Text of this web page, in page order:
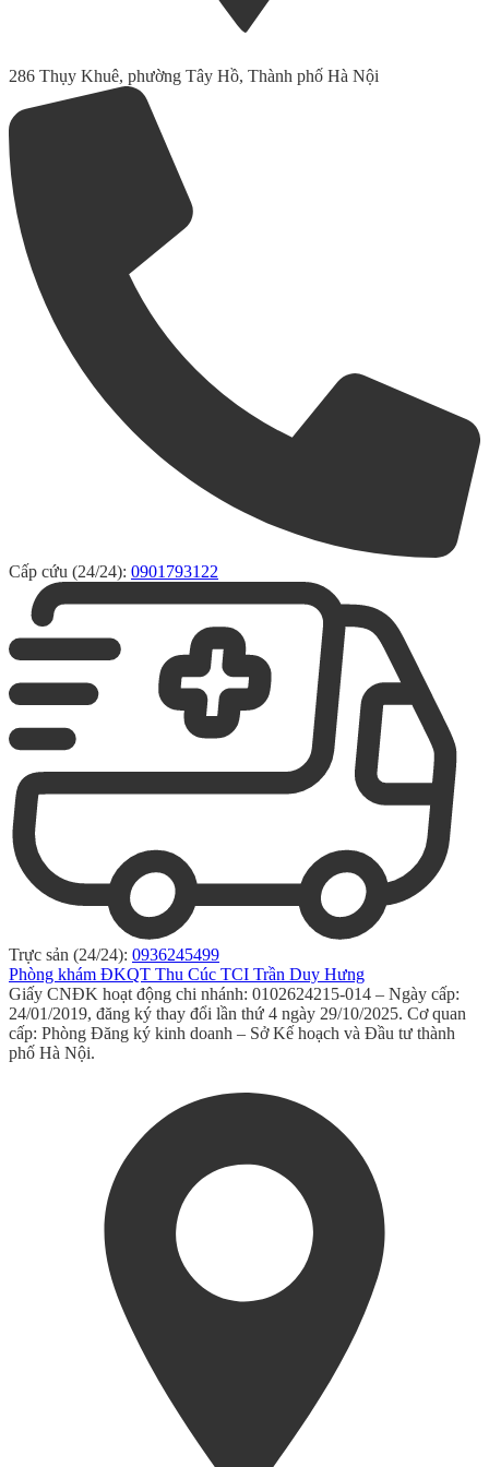
286 Thụy Khuê, phường Tây Hồ, Thành phố Hà Nội
Cấp cứu (24/24): 0901793122
Trực sản (24/24): 0936245499
Phòng khám ĐKQT Thu Cúc TCI Trần Duy Hưng
Giấy CNĐK hoạt động chi nhánh: 0102624215-014 – Ngày cấp:
24/01/2019, đăng ký thay đổi lần thứ 4 ngày 29/10/2025. Cơ quan
cấp: Phòng Đăng ký kinh doanh – Sở Kế hoạch và Đầu tư thành
phố Hà Nội.